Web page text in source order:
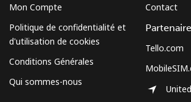
Mon Compte
Politique de confidentialité et
d'utilisation de cookies
Conditions Générales
Qui sommes-nous
Contact
Tello.com